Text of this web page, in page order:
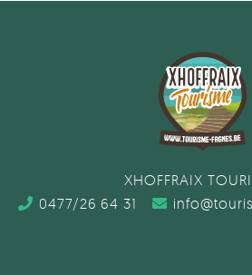
XHOFFRAIX
0477/26 64 31